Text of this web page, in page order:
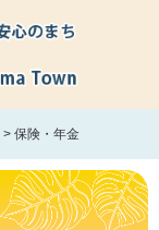
> 保険・年金